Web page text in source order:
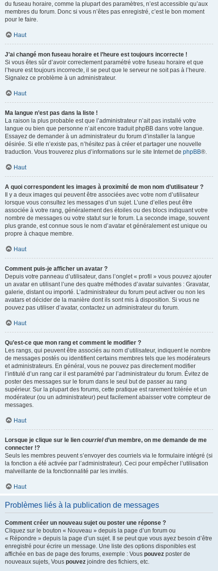
du fuseau horaire, comme la plupart des paramètres, n’est accessible qu’aux
membres du forum. Donc si vous n’êtes pas enregistré, c’est le bon moment
pour le faire.
Haut
J’ai changé mon fuseau horaire et l’heure est toujours incorrecte !
Si vous êtes sûr d’avoir correctement paramétré votre fuseau horaire et que
l’heure est toujours incorrecte, il se peut que le serveur ne soit pas à l’heure.
Signalez ce problème à un administrateur.
Haut
Ma langue n’est pas dans la liste !
La raison la plus probable est que l’administrateur n’ait pas installé votre
langue ou bien que personne n’ait encore traduit phpBB dans votre langue.
Essayez de demander à un administrateur du forum d’installer la langue
désirée. Si elle n’existe pas, n’hésitez pas à créer et partager une nouvelle
traduction. Vous trouverez plus d’informations sur le site Internet de phpBB®.
Haut
A quoi correspondent les images à proximité de mon nom d’utilisateur ?
Il y a deux images qui peuvent être associées avec votre nom d’utilisateur
lorsque vous consultez les messages d’un sujet. L’une d’elles peut être
associée à votre rang, généralement des étoiles ou des blocs indiquant votre
nombre de messages ou votre statut sur le forum. La seconde image, souvent
plus grande, est connue sous le nom d’avatar et généralement est unique ou
propre à chaque membre.
Haut
Comment puis-je afficher un avatar ?
Depuis votre panneau d’utilisateur, dans l’onglet « profil » vous pouvez ajouter
un avatar en utilisant l’une des quatre méthodes d’avatar suivantes : Gravatar,
galerie, distant ou importé. L’administrateur du forum peut activer ou non les
avatars et décider de la manière dont ils sont mis à disposition. Si vous ne
pouvez pas utiliser d’avatar, contactez un administrateur du forum.
Haut
Qu’est-ce que mon rang et comment le modifier ?
Les rangs, qui peuvent être associés au nom d’utilisateur, indiquent le nombre
de messages postés ou identifient certains membres tels que les modérateurs
et administrateurs. En général, vous ne pouvez pas directement modifier
l’intitulé d’un rang car il est paramétré par l’administrateur du forum. Évitez de
poster des messages sur le forum dans le seul but de passer au rang
supérieur. Sur la plupart des forums, cette pratique est rarement tolérée et un
modérateur (ou un administrateur) peut facilement abaisser votre compteur de
messages.
Haut
Lorsque je clique sur le lien courrield’un membre, on me demande de me
connecter !?
Seuls les membres peuvent s’envoyer des courriels via le formulaire intégré (si
la fonction a été activée par l’administrateur). Ceci pour empêcher l’utilisation
malveillante de la fonctionnalité par les invités.
Haut
Problèmes liés à la publication de messages
Comment créer un nouveau sujet ou poster une réponse ?
Cliquez sur le bouton « Nouveau » depuis la page d’un forum ou
« Répondre » depuis la page d’un sujet. Il se peut que vous ayez besoin d’être
enregistré pour écrire un message. Une liste des options disponibles est
affichée en bas de page des forums, exemple : Vous pouvez poster de
nouveaux sujets, Vous pouvez joindre des fichiers, etc.